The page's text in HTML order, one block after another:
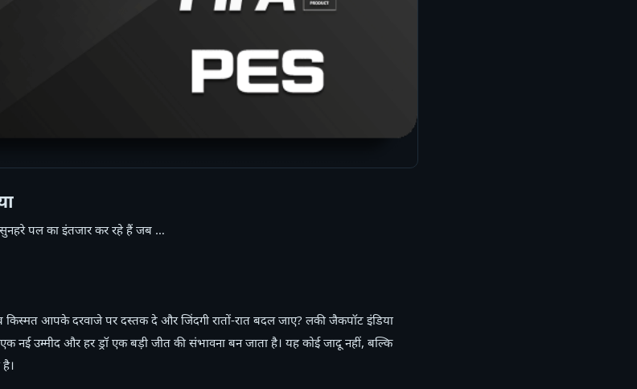
पल का इंतजार कर रहे हैं जब …
आपके दरवाजे पर दस्तक दे और जिंदगी रातों-रात बदल जाए? लकी जैकपॉट इंडिया
उम्मीद और हर ड्रॉ एक बड़ी जीत की संभावना बन जाता है। यह कोई जादू नहीं, बल्कि